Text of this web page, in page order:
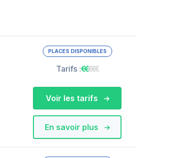
PLACES DISPONIBLES
Tarifs :
En savoir plus
Voir les tarifs